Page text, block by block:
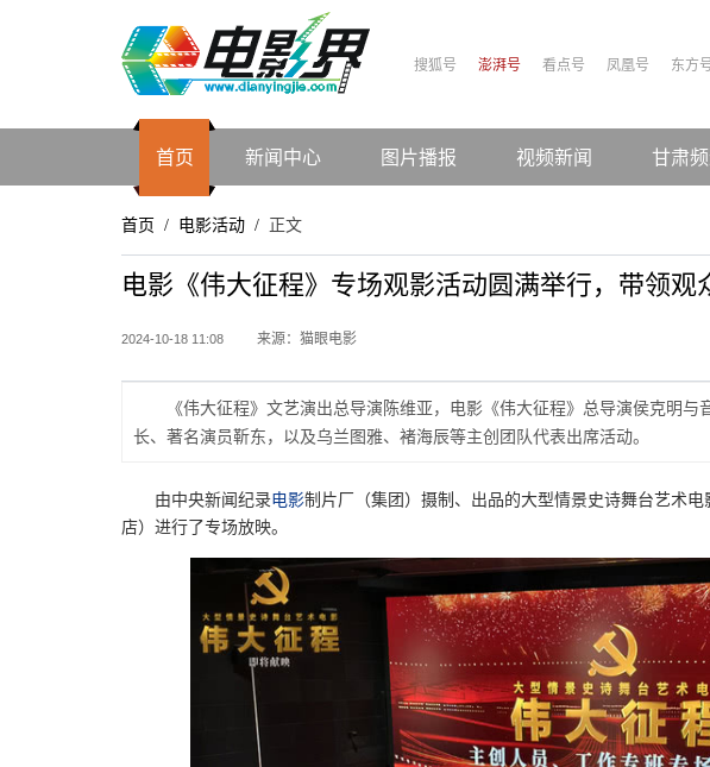
搜狐号 澎湃号 看点号 凤凰号 东方
首页 新闻中心 图片播报 视频新闻 甘肃
首页 / 电影活动 / 正文
电影《伟大征程》专场观影活动圆满举行，带领观
2024-10-18 11:08 来源：猫眼电影
《伟大征程》文艺演出总导演陈维亚，电影《伟大征程》总导演侯克明
长、著名演员靳东，以及乌兰图雅、褚海辰等主创团队代表出席活动。
由中央新闻纪录电影制片厂（集团）摄制、出品的大型情景史诗舞台艺术
店）进行了专场放映。